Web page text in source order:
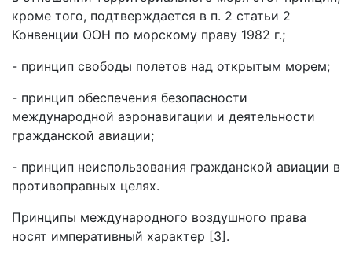
кроме того, подтверждается в п. 2 статьи 2
Конвенции ООН по морскому праву 1982 г.;
- принцип свободы полетов над открытым морем;
- принцип обеспечения безопасности
международной аэронавигации и деятельности
гражданской авиации;
- принцип неиспользования гражданской авиации в
противоправных целях.
Принципы международного воздушного права
носят императивный характер [3].